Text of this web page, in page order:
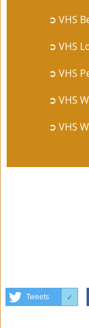
➲ VHS
➲ VHS
➲ VHS
➲ VHS
➲ VHS
Tweets ✓